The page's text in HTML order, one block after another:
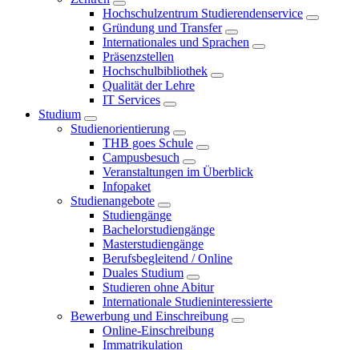
Hochschulzentrum Studierendenservice
Gründung und Transfer
Internationales und Sprachen
Präsenzstellen
Hochschulbibliothek
Qualität der Lehre
IT Services
Studium
Studienorientierung
THB goes Schule
Campusbesuch
Veranstaltungen im Überblick
Infopaket
Studienangebote
Studiengänge
Bachelorstudiengänge
Masterstudiengänge
Berufsbegleitend / Online
Duales Studium
Studieren ohne Abitur
Internationale Studieninteressierte
Bewerbung und Einschreibung
Online-Einschreibung
Immatrikulation